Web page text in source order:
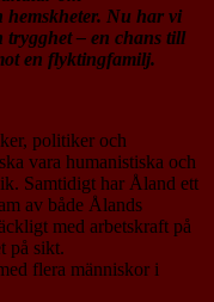
kommun!
hemskheter. Nu har vi
trygghet – en chans till
en flyktingfamilj.
politiker och
vara humanistiska och
Samtidigt har Åland ett
av både Ålands
med arbetskraft på
på sikt.
flera människor i